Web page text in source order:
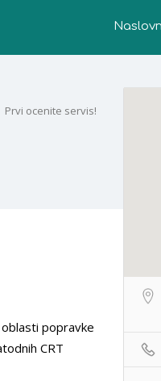
Prvi ocenite servis!
popravke
CRT